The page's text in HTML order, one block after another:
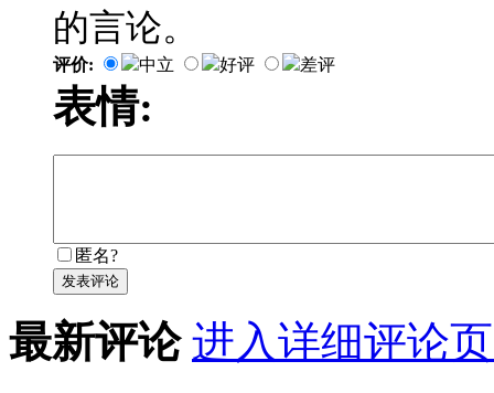
的言论。
评价: 中立 好评 差评
表情:
匿名?
发表评论
最新评论 进入详细评论